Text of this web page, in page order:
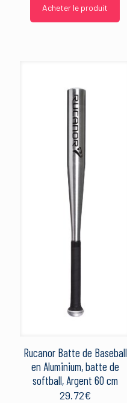
Acheter le produit
Rucanor Batte de Baseball
en Aluminium, batte de
softball, Argent 60 cm
29.72€